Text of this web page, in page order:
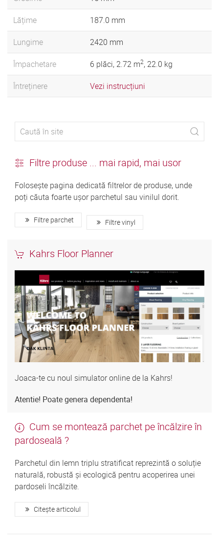
Lățime 187.0 mm
Lungime 2420 mm
Împachetare 6 plăci, 2.72 m2, 22.0 kg
Întreținere Vezi instrucțiuni
Filtre produse ... mai rapid, mai usor
Folosește pagina dedicată filtrelor de produse, unde
poți căuta foarte ușor parchetul sau vinilul dorit.
Filtre parchet Filtre vinyl
Kahrs Floor Planner
Joaca-te cu noul simulator online de la Kahrs!
Atentie! Poate genera dependenta!
Cum se montează parchet pe încălzire în
pardoseală ?
Parchetul din lemn triplu stratificat reprezintă o soluție
naturală, robustă și ecologică pentru acoperirea unei
pardoseli încălzite.
Citește articolul